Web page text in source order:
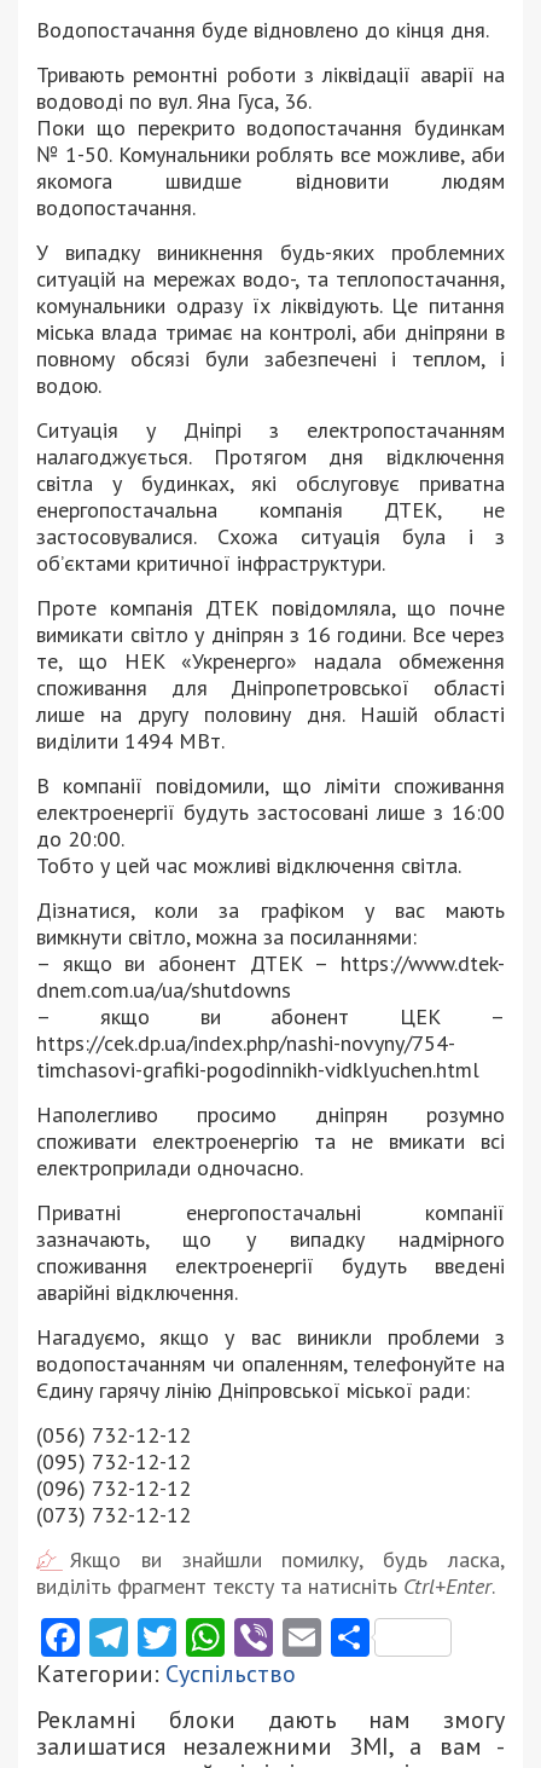
Водопостачання буде відновлено до кінця дня.
Тривають ремонтні роботи з ліквідації аварії на
водоводі по вул. Яна Гуса, 36.
Поки що перекрито водопостачання будинкам
№ 1-50. Комунальники роблять все можливе, аби
якомога швидше відновити людям
водопостачання.
У випадку виникнення будь-яких проблемних
ситуацій на мережах водо-, та теплопостачання,
комунальники одразу їх ліквідують. Це питання
міська влада тримає на контролі, аби дніпряни в
повному обсязі були забезпечені і теплом, і
водою.
Ситуація у Дніпрі з електропостачанням
налагоджується. Протягом дня відключення
світла у будинках, які обслуговує приватна
енергопостачальна компанія ДТЕК, не
застосовувалися. Схожа ситуація була і з
об’єктами критичної інфраструктури.
Проте компанія ДТЕК повідомляла, що почне
вимикати світло у дніпрян з 16 години. Все через
те, що НЕК «Укренерго» надала обмеження
споживання для Дніпропетровської області
лише на другу половину дня. Нашій області
виділити 1494 МВт.
В компанії повідомили, що ліміти споживання
електроенергії будуть застосовані лише з 16:00
до 20:00.
Тобто у цей час можливі відключення світла.
Дізнатися, коли за графіком у вас мають
вимкнути світло, можна за посиланнями:
– якщо ви абонент ДТЕК – https://www.dtek-
dnem.com.ua/ua/shutdowns
– якщо ви абонент ЦЕК –
https://cek.dp.ua/index.php/nashi-novyny/754-
timchasovi-grafiki-pogodinnikh-vidklyuchen.html
Наполегливо просимо дніпрян розумно
споживати електроенергію та не вмикати всі
електроприлади одночасно.
Приватні енергопостачальні компанії
зазначають, що у випадку надмірного
споживання електроенергії будуть введені
аварійні відключення.
Нагадуємо, якщо у вас виникли проблеми з
водопостачанням чи опаленням, телефонуйте на
Єдину гарячу лінію Дніпровської міської ради:
(056) 732-12-12
(095) 732-12-12
(096) 732-12-12
(073) 732-12-12
Якщо ви знайшли помилку, будь ласка,
виділіть фрагмент тексту та натисніть Ctrl+Enter.
Facebook
Telegram
Twitter
WhatsApp
ViberEmail
Категории: Суспільство
Рекламні блоки дають нам змогу
залишатися незалежними ЗМІ, а вам -